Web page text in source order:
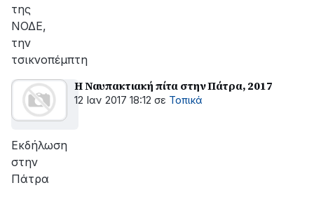
της
ΝΟΔΕ,
την
τσικνοπέμπτη
Η Ναυπακτιακή πίτα στην Πάτρα, 2017
12 Ιαν 2017 18:12 σε Τοπικά
Εκδήλωση
στην
Πάτρα